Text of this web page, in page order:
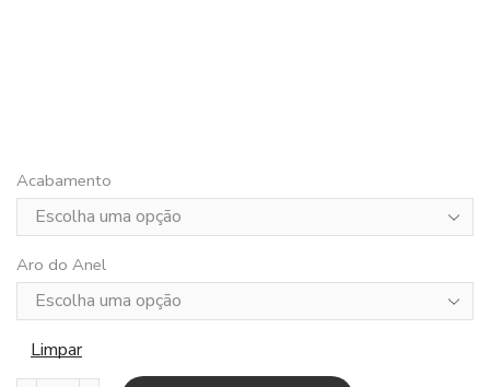
Acabamento
Aro do Anel
Limpar